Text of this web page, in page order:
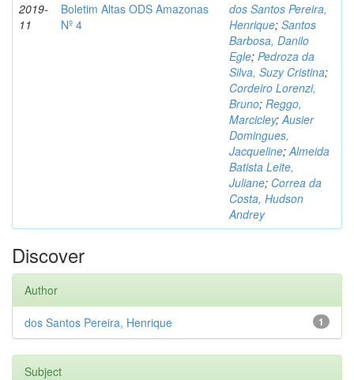
2019-
11
Boletim Altas ODS Amazonas
Nº 4
dos Santos Pereira,
Henrique; Santos
Barbosa, Danilo
Egle; Pedroza da
Silva, Suzy Cristina;
Cordeiro Lorenzi,
Bruno; Reggo,
Marcicley;Ausier
Domingues,
Jacqueline;Almeida
Batista Leite,
Juliane; Correa da
Costa, Hudson
Andrey
Discover
Author
1
dos Santos Pereira, Henrique
Subject